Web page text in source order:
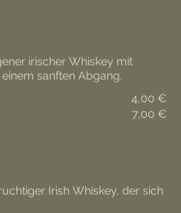
irischer Whiskey mit
4,00 €
7,00 €
Irish Whiskey, der sich